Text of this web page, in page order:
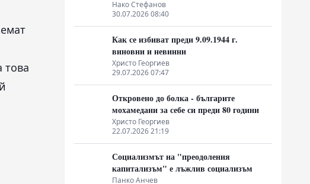
това
Защо днешните леви се страхуват от
Маркс и марксизма?
Панко Анчев
06.08.2026 07:38
Изумителни данни. България е шампион
по концентрация на европейските доходи
в ръцете на най-богатия 1%, надминава
и САЩ
Боян Дуранкев
05.08.2026 11:51
„Приобщаващ капитализъм“ – един от
западните модели предлагащи излизане
от системата на неолиберализма
Нако Стефанов
30.07.2026 08:40